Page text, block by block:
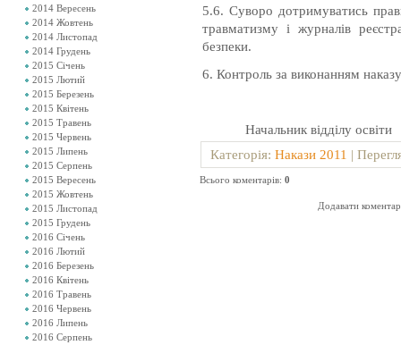
2014 Вересень
2014 Жовтень
2014 Листопад
2014 Грудень
2015 Січень
2015 Лютий
2015 Березень
2015 Квітень
2015 Травень
2015 Червень
2015 Липень
2015 Серпень
2015 Вересень
2015 Жовтень
2015 Листопад
2015 Грудень
2016 Січень
2016 Лютий
2016 Березень
2016 Квітень
2016 Травень
2016 Червень
2016 Липень
2016 Серпень
5.6. Суворо дотримуватись
травматизму і журналів
безпеки.
6. Контроль за виконанням
Начальник відділу освіти
Категорія: Накази 2011 |
Всього коментарів: 0
Додавати